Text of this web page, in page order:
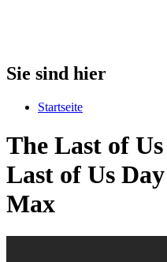
Sie sind hier
Startseite
The Last of Us
Last of Us
Max